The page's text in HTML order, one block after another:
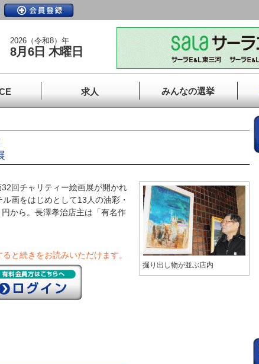
2026（令和8）年
8月6日 木曜日
求人 みんなの選挙
回チャリティー絵画展が開かれ
画をはじめとして13人の油彩・
から。長澤孝治店主は「有名作
と続きをお読みいただけます。
掘り出し物が並ぶ店内